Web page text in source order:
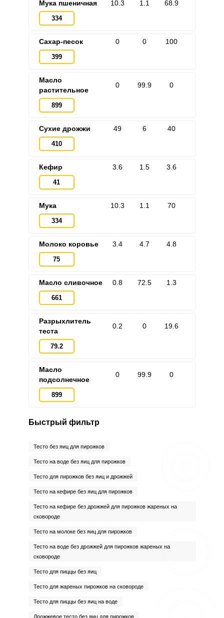
Мука пшеничная
334
10.3 1.1 68.9
Сахар-песок
399
0 0 100
Масло
растительное
899
0 99.9 0
Сухие дрожжи
410
49 6 40
Кефир
41
3.6 1.5 3.6
Мука
334
10.3 1.1 70
Молоко коровье
75
3.4 4.7 4.8
Масло сливочное
661
0.8 72.5 1.3
Разрыхлитель
теста
79.2
0.2 0 19.6
Масло
подсолнечное
899
0 99.9 0
Быстрый фильтр
Тесто без яиц для пирожков
Тесто на воде без яиц для пирожков
Тесто для пирожков без яиц и дрожжей
Тесто на кефире без яиц для пирожков
Тесто на кефире без дрожжей для пирожков жареных на
сковороде
Тесто на молоке без яиц для пирожков
Тесто на воде без дрожжей для пирожков жареных на
сковороде
Тесто для пиццы без яиц
Тесто для жареных пирожков на сковороде
Тесто для пиццы без яиц на воде
Дрожжевое тесто без яиц для пирожков